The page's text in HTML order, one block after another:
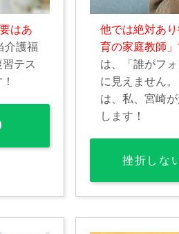
はあ
介護福
テス
他では絶対あ
育の家庭教師」
は、「誰がフ
に見えません
は、私、宮崎
します！
挫折しな